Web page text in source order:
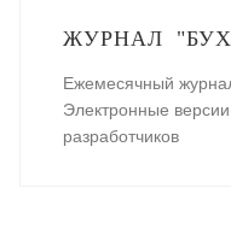
ЖУРНАЛ
Ежемесячный
Электронные
разработчиков